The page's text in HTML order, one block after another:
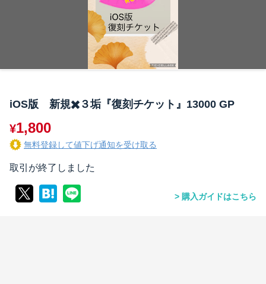
iOS版 新規✖️３垢『復刻チケット』13000 GP
¥1,800
無料登録して値下げ通知を受け取る
取引が終了しました
購入ガイドはこちら